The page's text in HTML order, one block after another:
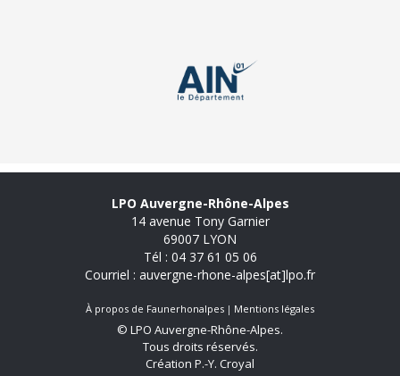
LPO Auvergne-Rhône-Alpes
14 avenue Tony Garnier
69007 LYON
Tél : 04 37 61 05 06
Courriel : auvergne-rhone-alpes[at]lpo.fr
À propos de Faunerhonalpes Mentions légales
© LPO Auvergne-Rhône-Alpes.
Tous droits réservés.
Création P.-Y. Croyal